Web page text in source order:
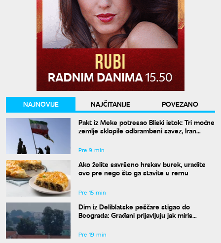
NAJNOVIJE NAJČITANIJE
POVEZANO
Pakt iz Meke potresao Bliski istok: Tri moćne
zemlje sklopile odbrambeni savez, Iran
Pre 9 min
Ako želite savršeno hrskav burek, uradite
ovo pre nego što ga stavite u rernu
Pre 15 min
Dim iz Deliblatske peščare stigao do
Beograda: Građani prijavljuju jak miris
Pre 19 min